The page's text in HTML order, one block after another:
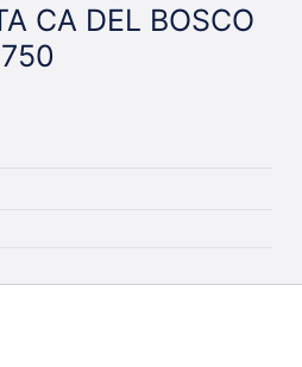
CA DEL BOSCO